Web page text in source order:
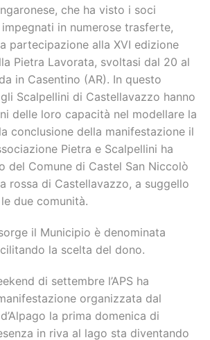
che ha visto i soci
impegnati in numerose trasferte,
partecipazione alla XVI edizione
Pietra Lavorata, svoltasi dal 20 al
in Casentino (AR). In questo
Scalpellini di Castellavazzo hanno
delle loro capacità nel modellare la
conclusione della manifestazione il
Pietra e Scalpellini ha
del Comune di Castel San Niccolò
rossa di Castellavazzo, a suggello
due comunità.
il Municipio è denominata
la scelta del dono.
di settembre l’APS ha
organizzata dal
la prima domenica di
in riva al lago sta diventando